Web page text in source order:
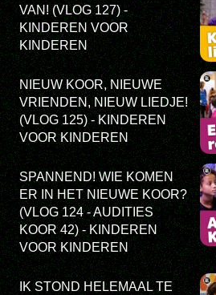
VAN! (VLOG 127) -
KINDEREN VOOR
KINDEREN
NIEUW KOOR, NIEUWE
VRIENDEN, NIEUW LIEDJE!
(VLOG 125) - KINDEREN
VOOR KINDEREN
SPANNEND! WIE KOMEN
ER IN HET NIEUWE KOOR?
(VLOG 124 - AUDITIES
KOOR 42) - KINDEREN
VOOR KINDEREN
IK STOND HELEMAAL TE